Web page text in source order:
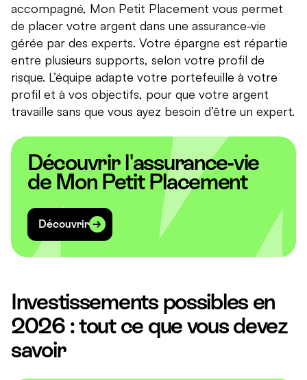
accompagné, Mon Petit Placement vous permet
de placer votre argent dans une assurance-vie
gérée par des experts. Votre épargne est répartie
entre plusieurs supports, selon votre profil de
risque. L’équipe adapte votre portefeuille à votre
profil et à vos objectifs, pour que votre argent
travaille sans que vous ayez besoin d’être un expert.
Découvrir l'assurance-vie
de Mon Petit Placement
Découvrir
Investissements possibles en
2026 : tout ce que vous devez
savoir